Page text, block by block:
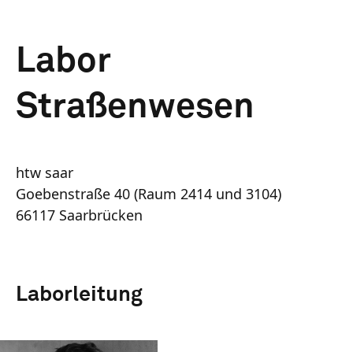
Labor
Straßenwesen
htw saar
Goebenstraße 40 (Raum 2414 und 3104)
66117 Saarbrücken
Laborleitung